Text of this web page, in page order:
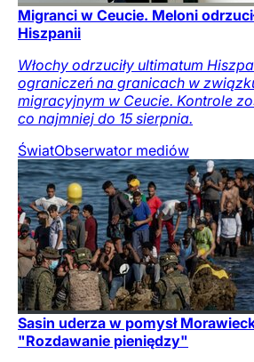
Migranci w Ceucie. Meloni
Hiszpanii
Włochy odrzuciły ultimatum
ograniczeń na granicach w
migracyjnym w Ceucie. Kontrole
co najmniej do 15 sierpnia.
ŚwiatObserwator mediów
Sasin uderza w pomysł
"Rozdawanie pieniędzy"